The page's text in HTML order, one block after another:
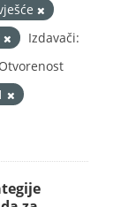
Izdavači:
Otvorenost